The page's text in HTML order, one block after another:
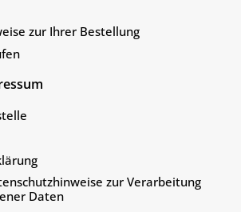
zur Ihrer Bestellung
zur Verarbeitung
Daten